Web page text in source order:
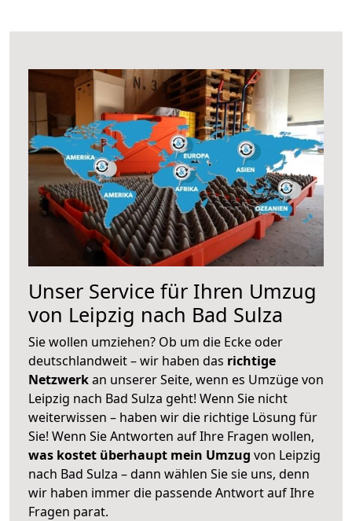
Unser Service für Ihren Umzug
von Leipzig nach Bad Sulza
Sie wollen umziehen? Ob um die Ecke oder
deutschlandweit – wir haben das richtige
Netzwerkan unserer Seite, wenn es Umzüge von
Leipzig nach Bad Sulza geht! Wenn Sie nicht
weiterwissen – haben wir die richtige Lösung für
Sie! Wenn Sie Antworten auf Ihre Fragen wollen,
was kostet überhaupt mein Umzug von Leipzig
nach Bad Sulza – dann wählen Sie sie uns, denn
wir haben immer die passende Antwort auf Ihre
Fragen parat.